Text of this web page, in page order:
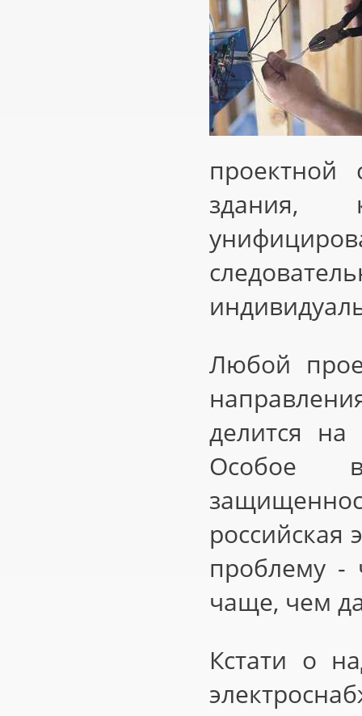
проектной
здания,
Любой
делится
Особое
российская
проблему -
чаще, чем
Кстати о